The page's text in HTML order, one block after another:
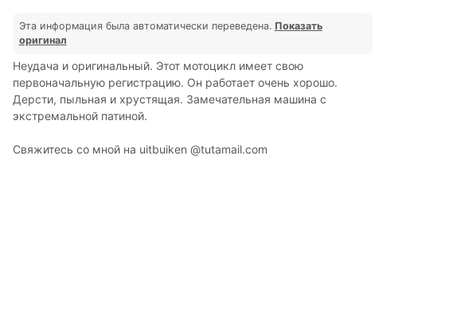
Эта информация была автоматически переведена. Показать
оригинал
Неудача и оригинальный. Этот мотоцикл имеет свою
первоначальную регистрацию. Он работает очень хорошо.
Дерсти, пыльная и хрустящая. Замечательная машина с
экстремальной патиной.
Свяжитесь со мной на uitbuiken @tutamail.com